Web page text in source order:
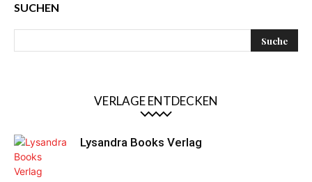
SUCHEN
VERLAGE ENTDECKEN
Lysandra Books Verlag